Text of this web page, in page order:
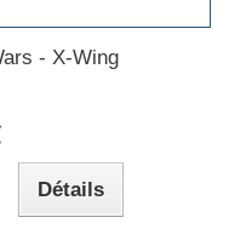
- X-Wing
Détails